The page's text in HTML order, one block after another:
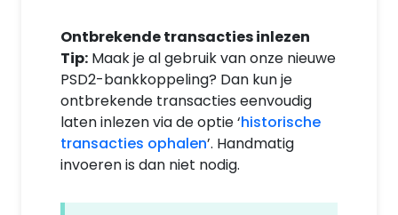
Ontbrekende transacties inlezen
Tip: Maak je al gebruik van onze nieuwe
PSD2-bankkoppeling? Dan kun je
ontbrekende transacties eenvoudig
laten inlezen via de optie ‘historische
transacties ophalen’. Handmatig
invoeren is dan niet nodig.